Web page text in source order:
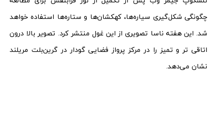
چگونگی شکل‌گیری سیاره‌ها، کهکشان‌ها و ستاره‌ها استفاده خواهد
شد. این هفته ناسا تصویری از این غول منتشر کرد. تصویر بالا درون
اتاقی تر و تمیز را در مرکز پرواز فضایی گودار در گرین‌بلت مریلند
نشان می‌دهد.